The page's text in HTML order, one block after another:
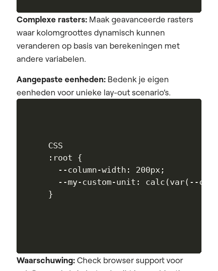
Complexe rasters: Maak geavanceerde rasters
waar kolomgroottes dynamisch kunnen
veranderen op basis van berekeningen met
andere variabelen.
Aangepaste eenheden: Bedenk je eigen
eenheden voor unieke lay-out scenario’s.
CSS
:root {
  --column-width: 200px;
--my-custom-unit: calc(var(--
Waarschuwing:Check browser support voor